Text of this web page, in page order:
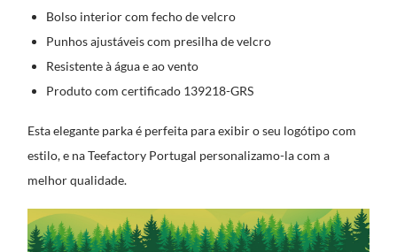
Bolso interior com fecho de velcro
Punhos ajustáveis com presilha de velcro
Resistente à água e ao vento
Produto com certificado 139218-GRS
Esta elegante parka é perfeita para exibir o seu logótipo com
estilo, e na Teefactory Portugal personalizamo-la com a
melhor qualidade.